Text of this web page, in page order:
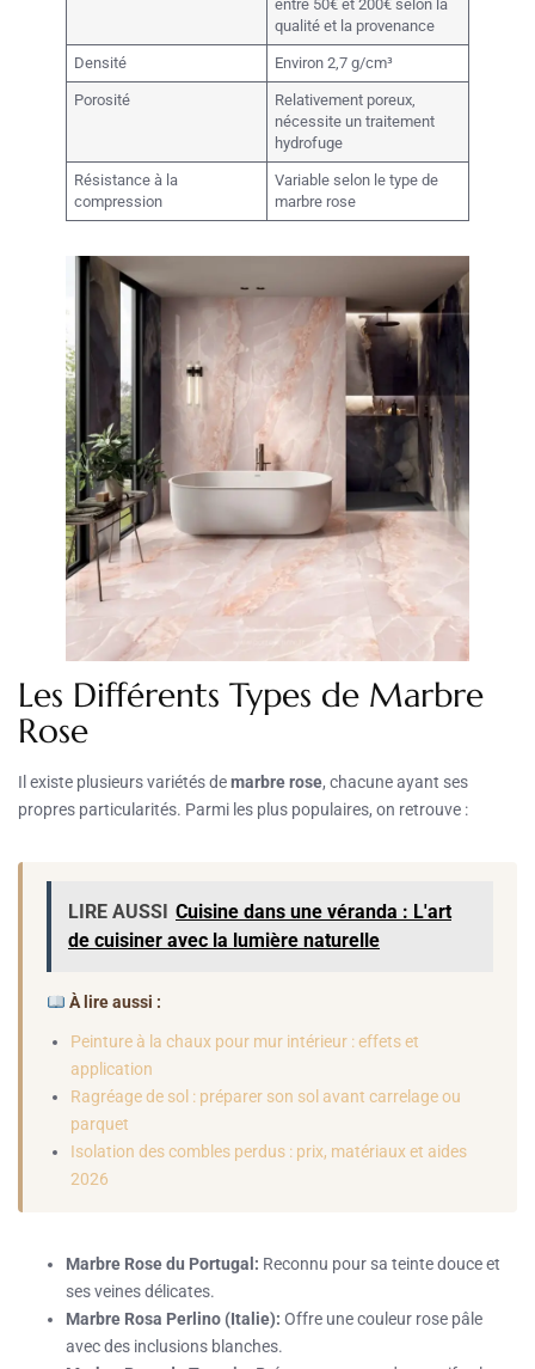
entre 50€ et 200€ selon la
qualité et la provenance
Densité Environ 2,7 g/cm³
Porosité
Relativement poreux,
nécessite un traitement
hydrofuge
Résistance à la
compression
Variable selon le type de
marbre rose
Les Différents Types de Marbre
Rose
Il existe plusieurs variétés demarbre rose, chacune ayant ses
propres particularités. Parmi les plus populaires, on retrouve :
LIRE AUSSI Cuisine dans une véranda : L'art
de cuisiner avec la lumière naturelle
À lire aussi :
Peinture à la chaux pour mur intérieur : effets et
application
Ragréage de sol : préparer son sol avant carrelage ou
parquet
Isolation des combles perdus : prix, matériaux et aides
2026
Marbre Rose du Portugal: Reconnu pour sa teinte douce et
ses veines délicates.
Marbre Rosa Perlino (Italie): Offre une couleur rose pâle
avec des inclusions blanches.